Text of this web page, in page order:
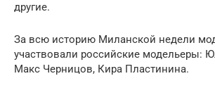
другие.
За всю историю Миланской недели
участвовали российские модельеры:
Макс Черницов, Кира Пластинина.